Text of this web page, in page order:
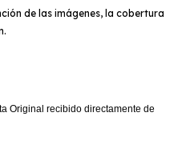
de las imágenes, la cobertura
Original recibido directamente de